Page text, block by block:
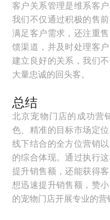
客户关系管理是维系客
我们不仅通过积极的售
满足客户需求，还注重
馈渠道，并及时处理客
建立良好的关系，我们
大量忠诚的回头客。
总结
北京宠物门店的成功营
色、精准的目标市场定
线下结合的全方位营销
的综合体现。通过执行
提升销售额，还能获得
想迅速提升销售额，赞
的宠物门店开展专业的营